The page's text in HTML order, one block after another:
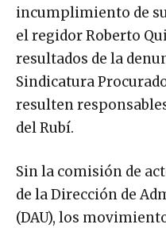
incumplimiento de
el regidor Roberto
resultados de la
Sindicatura
resulten
del Rubí.
Sin la comisión de
de la Dirección de
(DAU), los